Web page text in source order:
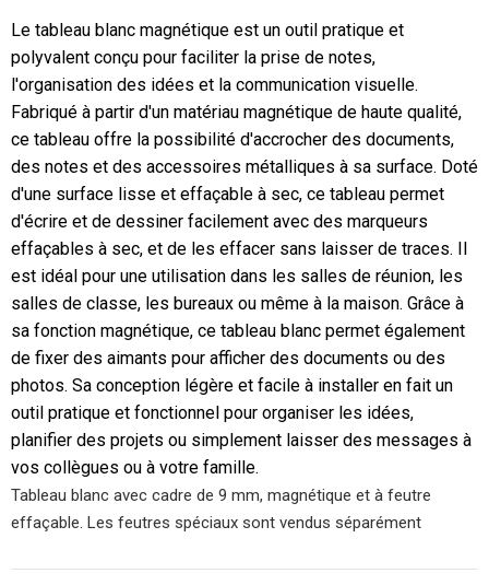
Le tableau blanc magnétique est un outil pratique et
polyvalent conçu pour faciliter la prise de notes,
l'organisation des idées et la communication visuelle.
Fabriqué à partir d'un matériau magnétique de haute qualité,
ce tableau offre la possibilité d'accrocher des documents,
des notes et des accessoires métalliques à sa surface. Doté
d'une surface lisse et effaçable à sec, ce tableau permet
d'écrire et de dessiner facilement avec des marqueurs
effaçables à sec, et de les effacer sans laisser de traces. Il
est idéal pour une utilisation dans les salles de réunion, les
salles de classe, les bureaux ou même à la maison. Grâce à
sa fonction magnétique, ce tableau blanc permet également
de fixer des aimants pour afficher des documents ou des
photos. Sa conception légère et facile à installer en fait un
outil pratique et fonctionnel pour organiser les idées,
planifier des projets ou simplement laisser des messages à
vos collègues ou à votre famille.
Tableau blanc avec cadre de 9 mm, magnétique et à feutre
effaçable. Les feutres spéciaux sont vendus séparément